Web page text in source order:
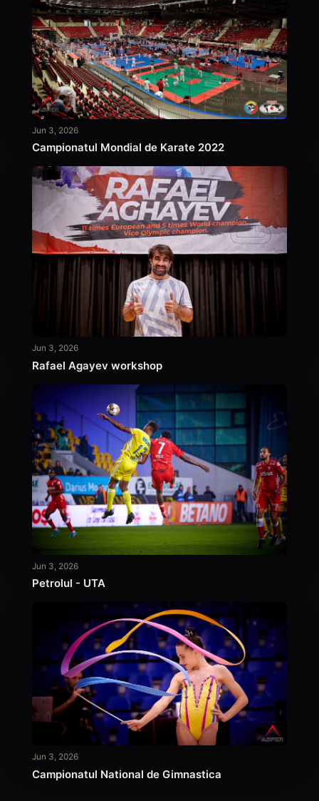
Jun 3, 2026
Campionatul Mondial de Karate 2022
Jun 3, 2026
Rafael Agayev workshop
Jun 3, 2026
Petrolul - UTA
Jun 3, 2026
Campionatul National de Gimnastica